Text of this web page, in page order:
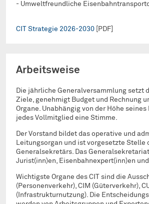
- Umweltfreundliche
CIT Strategie 2026-2030 [PDF]
Arbeitsweise
Die jährliche Generalversammlung setzt
Ziele, genehmigt Budget und Rechnung
Organe. Unabhängig von der Höhe
jedes Vollmitglied eine Stimme.
Der Vorstand bildet das operative und
Leitungsorgan und ist vorgesetzte Stelle
Generalsekretärs. Das
Jurist(inn)en, Eisenbahnexpert(inn)en
Wichtigste Organe des CIT sind die
(Personenverkehr), CIM (Güterverkehr),
(Infrastrukturnutzung). Die